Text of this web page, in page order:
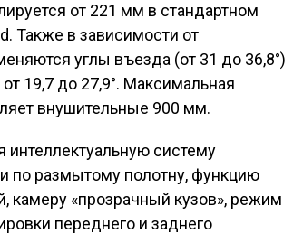
от 221 мм в стандартном
Также в зависимости от
углы въезда (от 31 до 36,8°)
19,7 до 27,9°. Максимальная
внушительные 900 мм.
систему
по размытому полотну, функцию
камеру «прозрачный кузов», режим
переднего и заднего